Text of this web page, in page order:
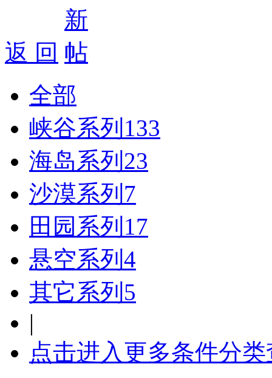
返 回
全部
峡谷系列 133
海岛系列 23
沙漠系列 7
田园系列 17
悬空系列 4
其它系列 5
|
点击进入更多条件分